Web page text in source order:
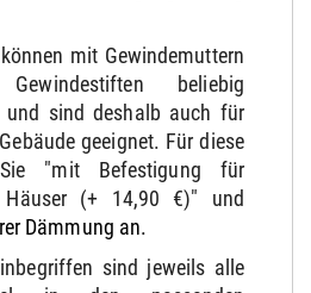
mit Gewindemuttern
beliebig
und sind deshalb auch für
geeignet. Für diese
"mit Befestigung für
Häuser (+ 14,90 €)" und
Dämmung an.
sind jeweils alle